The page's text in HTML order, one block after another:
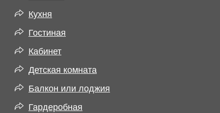
Кухня
Гостиная
Кабинет
Детская комната
Балкон или лоджия
Гардеробная